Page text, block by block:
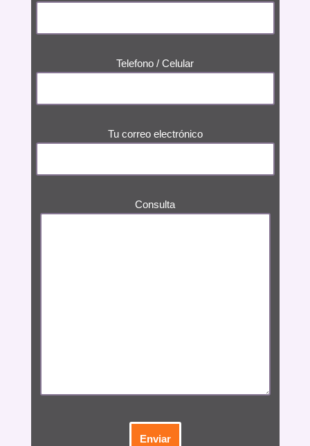
Telefono / Celular
Tu correo electrónico
Consulta